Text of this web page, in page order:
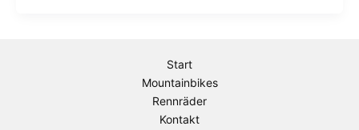
Start
Mountainbikes
Rennräder
Kontakt